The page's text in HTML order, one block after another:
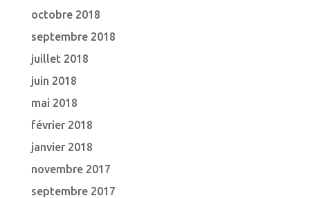
octobre 2018
septembre 2018
juillet 2018
juin 2018
mai 2018
février 2018
janvier 2018
novembre 2017
septembre 2017